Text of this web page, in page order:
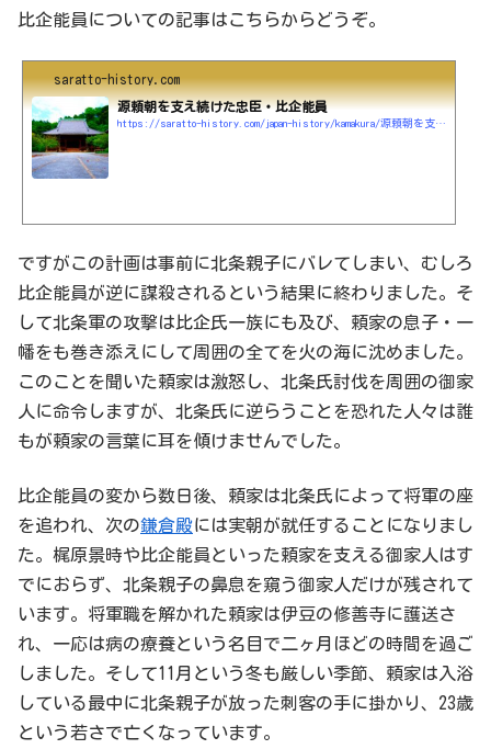
比企能員についての記事はこちらからどうぞ。
saratto-history.com
源頼朝を支え続けた忠臣・比企能員
https://saratto-history.com/japan-history/kamakura/源頼朝を支え続けた忠臣・比企能員
ですがこの計画は事前に北条親子にバレてしまい、むしろ
比企能員が逆に謀殺されるという結果に終わりました。そ
して北条軍の攻撃は比企氏一族にも及び、頼家の息子・一
幡をも巻き添えにして周囲の全てを火の海に沈めました。
このことを聞いた頼家は激怒し、北条氏討伐を周囲の御家
人に命令しますが、北条氏に逆らうことを恐れた人々は誰
もが頼家の言葉に耳を傾けませんでした。
比企能員の変から数日後、頼家は北条氏によって将軍の座
を追われ、次の鎌倉殿には実朝が就任することになりまし
た。梶原景時や比企能員といった頼家を支える御家人はす
でにおらず、北条親子の鼻息を窺う御家人だけが残されて
います。将軍職を解かれた頼家は伊豆の修善寺に護送さ
れ、一応は病の療養という名目で二ヶ月ほどの時間を過ご
しました。そして11月という冬も厳しい季節、頼家は入浴
している最中に北条親子が放った刺客の手に掛かり、23歳
という若さで亡くなっています。